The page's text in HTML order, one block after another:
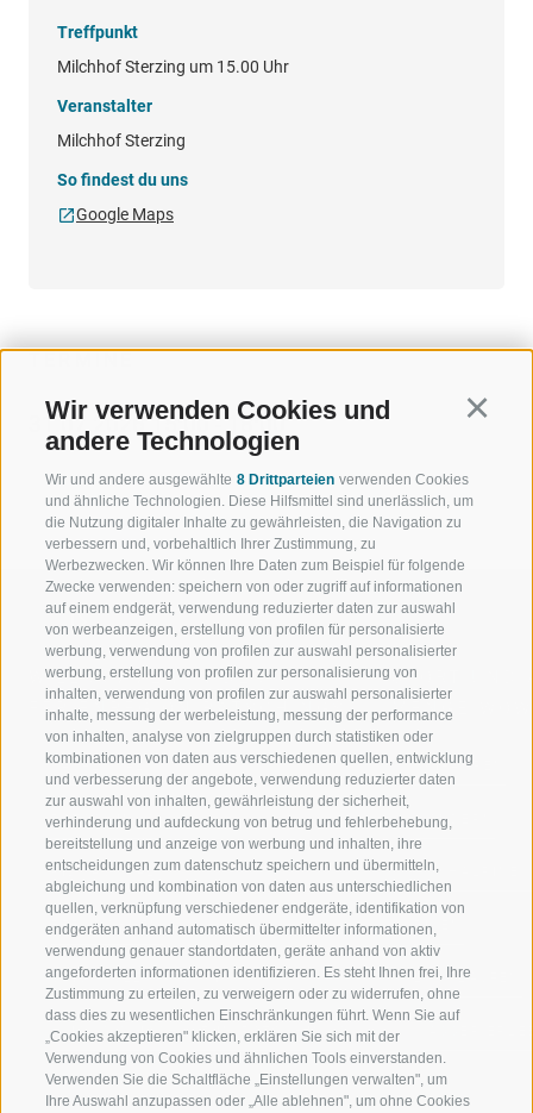
Wir verwenden Cookies und
andere Technologien
Wir und andere ausgewählte 8 Drittparteien verwenden Cookies
und ähnliche Technologien. Diese Hilfsmittel sind unerlässlich, um
die Nutzung digitaler Inhalte zu gewährleisten, die Navigation zu
verbessern und, vorbehaltlich Ihrer Zustimmung, zu
Werbezwecken. Wir können Ihre Daten zum Beispiel für folgende
Zwecke verwenden: speichern von oder zugriff auf informationen
auf einem endgerät, verwendung reduzierter daten zur auswahl
von werbeanzeigen, erstellung von profilen für personalisierte
werbung, verwendung von profilen zur auswahl personalisierter
werbung, erstellung von profilen zur personalisierung von
inhalten, verwendung von profilen zur auswahl personalisierter
inhalte, messung der werbeleistung, messung der performance
von inhalten, analyse von zielgruppen durch statistiken oder
kombinationen von daten aus verschiedenen quellen, entwicklung
und verbesserung der angebote, verwendung reduzierter daten
zur auswahl von inhalten, gewährleistung der sicherheit,
verhinderung und aufdeckung von betrug und fehlerbehebung,
bereitstellung und anzeige von werbung und inhalten, ihre
entscheidungen zum datenschutz speichern und übermitteln,
abgleichung und kombination von daten aus unterschiedlichen
quellen, verknüpfung verschiedener endgeräte, identifikation von
endgeräten anhand automatisch übermittelter informationen,
verwendung genauer standortdaten, geräte anhand von aktiv
angeforderten informationen identifizieren. Es steht Ihnen frei, Ihre
Zustimmung zu erteilen, zu verweigern oder zu widerrufen, ohne
dass dies zu wesentlichen Einschränkungen führt. Wenn Sie auf
„Cookies akzeptieren" klicken, erklären Sie sich mit der
Verwendung von Cookies und ähnlichen Tools einverstanden.
Verwenden Sie die Schaltfläche „Einstellungen verwalten", um
Ihre Auswahl anzupassen oder „Alle ablehnen", um ohne Cookies
Treffpunkt
Milchhof Sterzing um 15.00 Uhr
Veranstalter
Milchhof Sterzing
So findest du uns
Google Maps
31.07.2026 15:00 - 18:00
WILLKOMMEN IN DER
FERIENREGION RATSCHINGS
JAUFENTAL
RATSCHINGS
RIDNAUNTAL
BERGBAHNEN
SKISCHULE RATSCHINGS
LUISL'S SKISCHULE IN RATSCHINGS
SPORT UND
MENGE
SKIFAHREN
WANDERN
HOCHALPINE
BIKEN
LANGLAUFEN